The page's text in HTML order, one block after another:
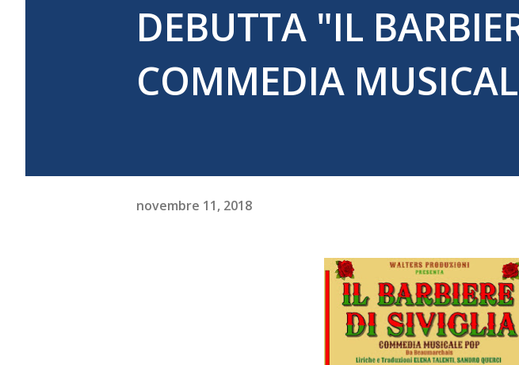
DEBUTTA "IL
COMMEDIA
novembre 11, 2018